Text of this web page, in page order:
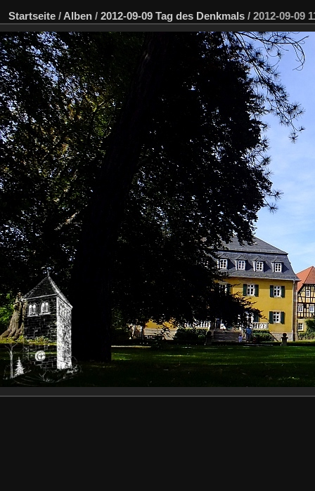
Startseite / Alben / 2012-09-09 Tag des Denkmals / 2012-09-09